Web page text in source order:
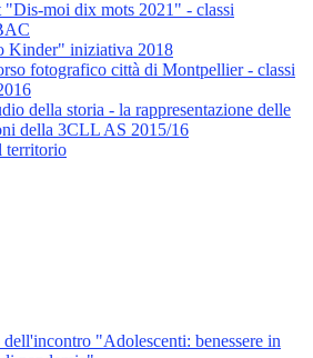
"Dis-moi dix mots 2021" - classi
Kinder" iniziativa 2018
fotografico città di Montpellier - classi
della storia - la rappresentazione delle
della 3CLL AS 2015/16
territorio
"Adolescenti: benessere in